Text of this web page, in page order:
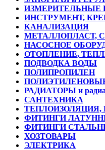
ИЗМЕРИТЕЛЬНЫЕ
ИНСТРУМЕНТ,
КАНАЛИЗАЦИЯ
МЕТАЛЛОПЛАСТ,
НАСОСНОЕ
ОТОПЛЕНИЕ,
ПОДВОДКА ВОДЫ
ПОЛИПРОПИЛЕН
РАДИАТОРЫ и
САНТЕХНИКА
ФИТИНГИ
ФИТИНГИ
ХОЗТОВАРЫ
ЭЛЕКТРИКА